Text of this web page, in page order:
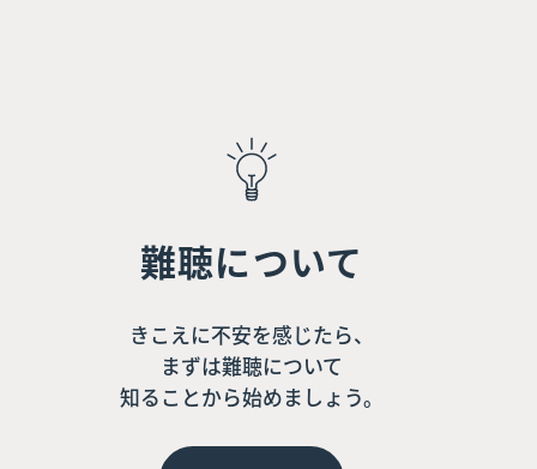
難聴について
きこえに不安を感じたら、
まずは難聴について
知ることから始めましょう。